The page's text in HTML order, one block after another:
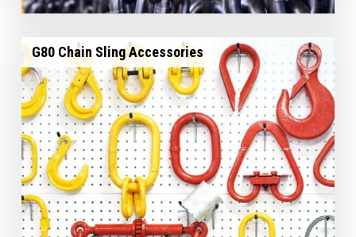
G80 Chain Sling Accessories